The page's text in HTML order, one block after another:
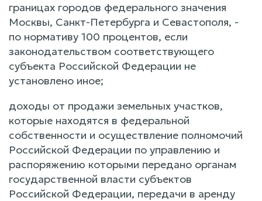
границах городов федерального значения
Москвы, Санкт-Петербурга и Севастополя, -
по нормативу 100 процентов, если
законодательством соответствующего
субъекта Российской Федерации не
установлено иное;
доходы от продажи земельных участков,
которые находятся в федеральной
собственности и осуществление полномочий
Российской Федерации по управлению и
распоряжению которыми передано органам
государственной власти субъектов
Российской Федерации, передачи в аренду